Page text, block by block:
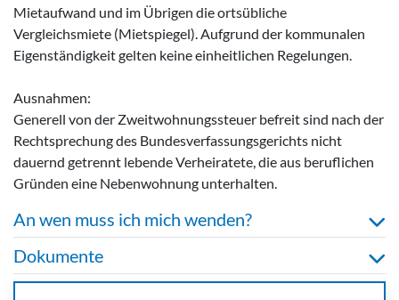
Mietaufwand und im Übrigen die ortsübliche
Vergleichsmiete (Mietspiegel). Aufgrund der kommunalen
Eigenständigkeit gelten keine einheitlichen Regelungen.
Ausnahmen:
Generell von der Zweitwohnungssteuer befreit sind nach der
Rechtsprechung des Bundesverfassungsgerichts nicht
dauernd getrennt lebende Verheiratete, die aus beruflichen
Gründen eine Nebenwohnung unterhalten.
An wen muss ich mich wenden?
Dokumente